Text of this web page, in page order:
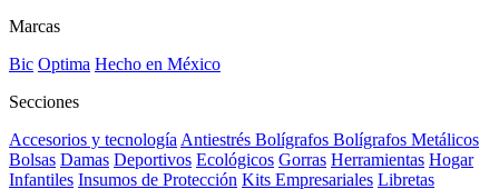
Marcas
Bic Optima Hecho en México
Secciones
Accesorios y tecnología Antiestrés Bolígrafos Bolígrafos Metálicos
Bolsas Damas Deportivos Ecológicos Gorras Herramientas Hogar
Infantiles Insumos de Protección Kits Empresariales Libretas